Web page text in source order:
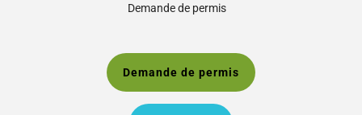
Demande de permis
Demande de permis